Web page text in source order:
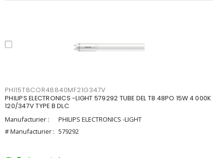
PHI15T8COR48840MF21G347V
PHILIPS ELECTRONICS -LIGHT 579292 TUBE DEL T8 48PO 15W 4 000K
120/347V TYPE B DLC
Manufacturier :
PHILIPS ELECTRONICS -LIGHT
# Manufacturier : 579292